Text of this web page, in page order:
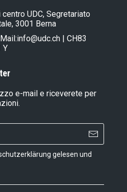
UDC, Segretariato
3001 Berna
info@udc.ch | CH83
Y
e-mail e riceverete per
gelesen und